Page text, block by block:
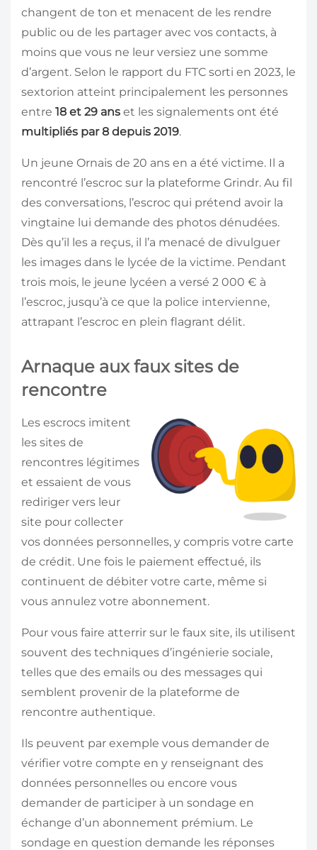
changent de ton et menacent de les rendre
public ou de les partager avec vos contacts, à
moins que vous ne leur versiez une somme
d’argent. Selon le rapport du FTC sorti en 2023, le
sextorion atteint principalement les personnes
entre 18 et 29 ans et les signalements ont été
multipliés par 8 depuis 2019.
Un jeune Ornais de 20 ans en a été victime. Il a
rencontré l’escroc sur la plateforme Grindr. Au fil
des conversations, l’escroc qui prétend avoir la
vingtaine lui demande des photos dénudées.
Dès qu’il les a reçus, il l’a menacé de divulguer
les images dans le lycée de la victime. Pendant
trois mois, le jeune lycéen a versé 2 000 € à
l’escroc, jusqu’à ce que la police intervienne,
attrapant l’escroc en plein flagrant délit.
Arnaque aux faux sites de
rencontre
Les escrocs imitent
les sites de
rencontres légitimes
et essaient de vous
rediriger vers leur
site pour collecter
vos données personnelles, y compris votre carte
de crédit. Une fois le paiement effectué, ils
continuent de débiter votre carte, même si
vous annulez votre abonnement.
Pour vous faire atterrir sur le faux site, ils utilisent
souvent des techniques d’ingénierie sociale,
telles que des emails ou des messages qui
semblent provenir de la plateforme de
rencontre authentique.
Ils peuvent par exemple vous demander de
vérifier votre compte en y renseignant des
données personnelles ou encore vous
demander de participer à un sondage en
échange d’un abonnement prémium. Le
sondage en question demande les réponses